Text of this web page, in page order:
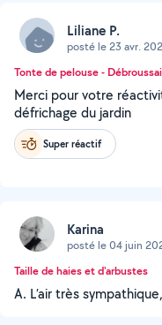
Liliane P.
posté le 23 avr.
Tonte de pelouse -
Merci pour votre
défrichage du jardin
Super réactif
Karina
posté le 04 juin
Taille de haies et d'arbustes
A. L’air très